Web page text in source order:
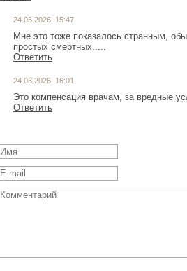
24.03.2026, 15:47
Мне это тоже показалось странным,
простых смертных.....
Ответить
24.03.2026, 16:01
Это компенсация врачам, за вредные
Ответить